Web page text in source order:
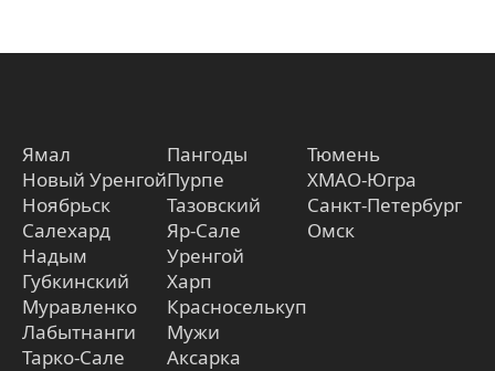
Ямал
Новый Уренгой
Ноябрьск
Салехард
Надым
Губкинский
Муравленко
Лабытнанги
Тарко-Сале
Пангоды
Пурпе
Тазовский
Яр-Сале
Уренгой
Харп
Красноселькуп
Мужи
Аксарка
Тюмень
ХМАО-Югра
Санкт-Петербург
Омск